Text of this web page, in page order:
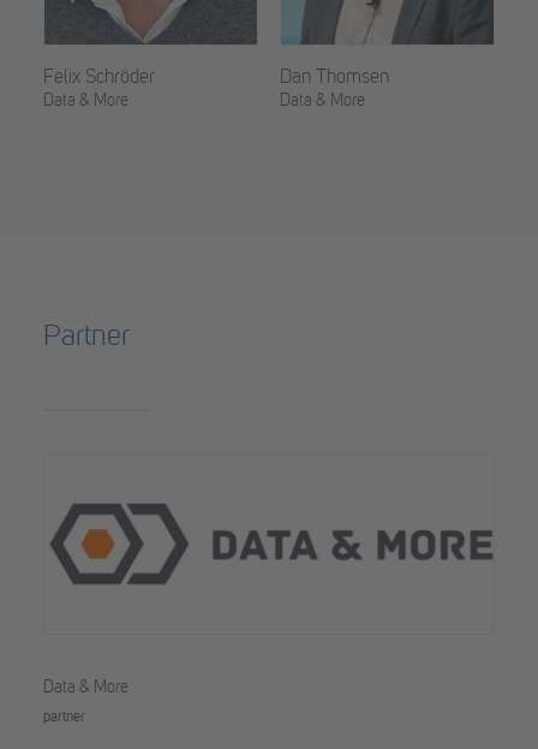
Felix Schröder
Data & More
Dan Thomsen
Data & More
Partner
Data & More
partner